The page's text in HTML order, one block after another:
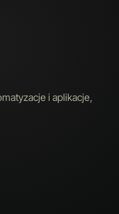
i aplikacje,